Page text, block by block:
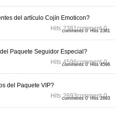
comments 0 Hits 2381
del artículo Cojín Emoticon?
Hits 2381comment 0
comments 0 Hits 4596
Paquete Seguidor Especial?
Hits 4596comment 0
comments 0 Hits 2693
del Paquete VIP?
Hits 2693comment 0